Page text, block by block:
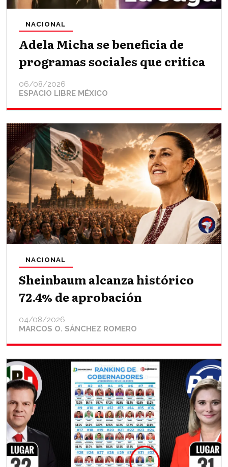
Adela Micha se beneficia de
programas sociales que critica
ESPACIO LIBRE MÉXICO
NACIONAL
06/08/2026
Sheinbaum alcanza histórico
72.4% de aprobación
MARCOS O. SÁNCHEZ ROMERO
NACIONAL
04/08/2026